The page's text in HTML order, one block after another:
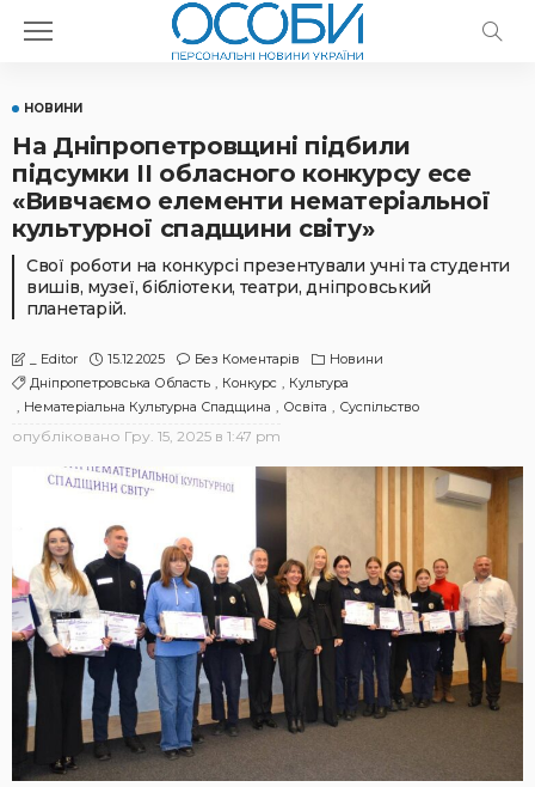
НОВИНИ
На Дніпропетровщині підбили
підсумки ІІ обласного конкурсу есе
«Вивчаємо елементи нематеріальної
культурної спадщини світу»
Свої роботи на конкурсі презентували учні та студенти
вишів, музеї, бібліотеки, театри, дніпровський
планетарій.
_ Editor 15.12.2025 Без Коментарів
Новини
Дніпропетровська Область
Конкурс
Культура
Нематеріальна Культурна Спадщина
Освіта Суспільство
опубліковано Гру. 15, 2025 в 1:47 pm